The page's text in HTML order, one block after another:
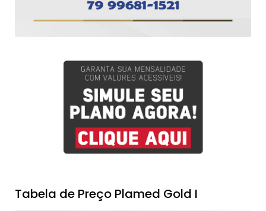
Tabela de Preço Plamed Gold I